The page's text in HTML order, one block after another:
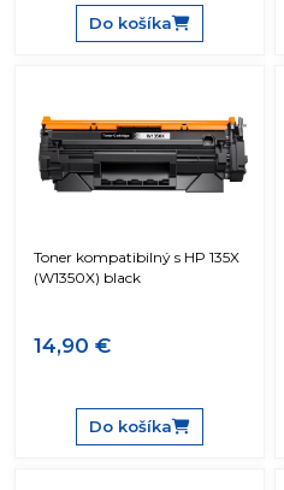
Do košíka
Toner kompatibilný s HP 135X
(W1350X) black
14,90 €
Do košíka